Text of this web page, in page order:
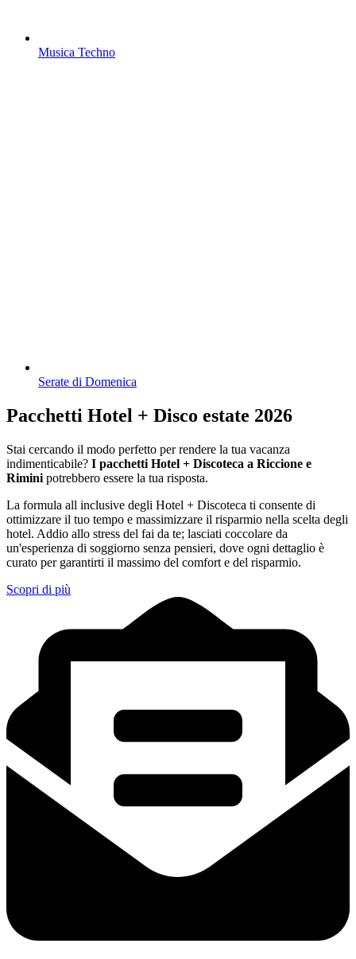
Musica Techno
Serate di Domenica
Pacchetti Hotel + Disco estate 2026
Stai cercando il modo perfetto per rendere la tua vacanza
indimenticabile? I pacchetti Hotel + Discoteca a Riccione e
Rimini potrebbero essere la tua risposta.
La formula all inclusive degli Hotel + Discoteca ti consente di
ottimizzare il tuo tempo e massimizzare il risparmio nella scelta degli
hotel. Addio allo stress del fai da te; lasciati coccolare da
un'esperienza di soggiorno senza pensieri, dove ogni dettaglio è
curato per garantirti il massimo del comfort e del risparmio.
Scopri di più